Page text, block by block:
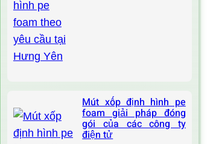
Mút xốp định hình pe
foam giải pháp đóng
gói của các công ty
điện tử